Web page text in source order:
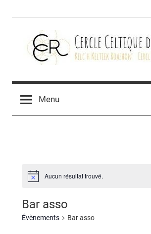
Cercle
celtique
Menu
Aucun résultat trouvé.
Bar asso
Évènements Bar asso